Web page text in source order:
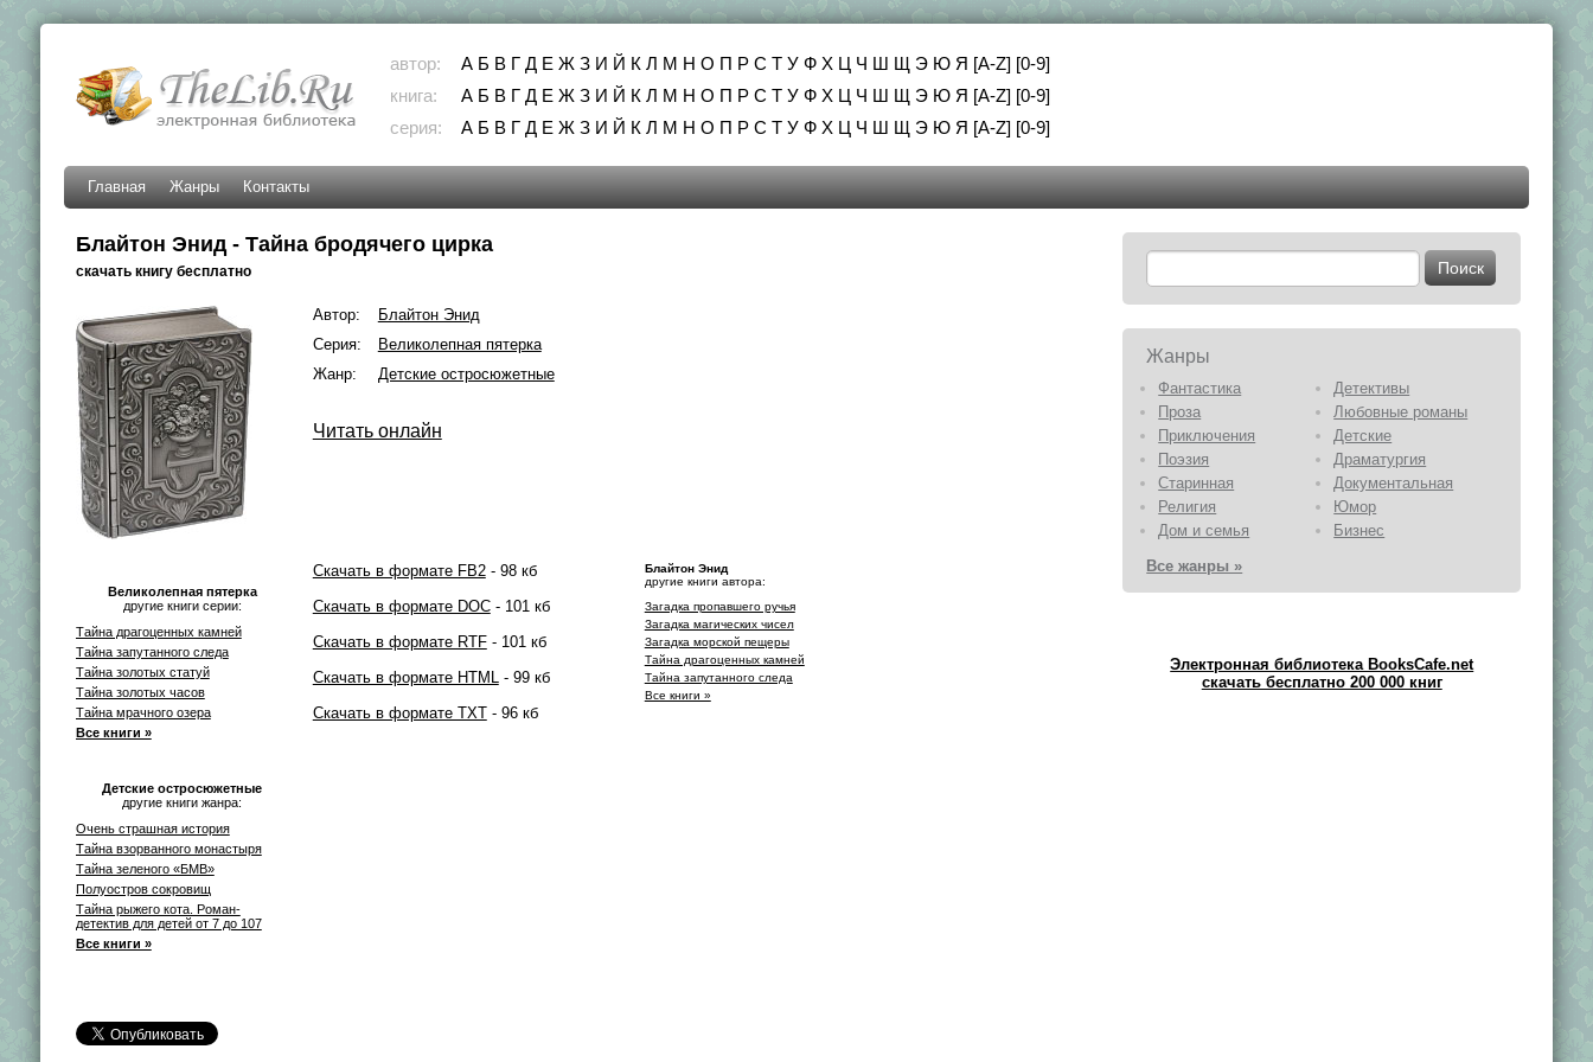
автор: А Б В Г Д Е Ж З И Й К Л М Н О П Р С Т У Ф Х Ц Ч Ш Щ Э Ю Я [A-Z] [0-9]
книга:
А Б В Г Д Е Ж З И Й К Л М Н О П Р С Т У Ф Х Ц Ч Ш Щ Э Ю Я [A-Z] [0-9]
серия:
А Б В Г Д Е Ж З И Й К Л М Н О П Р С Т У Ф Х Ц Ч Ш Щ Э Ю Я [A-Z] [0-9]
Главная Жанры Контакты
Блайтон Энид - Тайна бродячего цирка
скачать книгу бесплатно
Великолепная пятерка
другие книги серии:
Тайна драгоценных камней
Тайна запутанного следа
Тайна золотых статуй
Тайна золотых часов
Тайна мрачного озера
Все книги »
Детские остросюжетные
другие книги жанра:
Очень страшная история
Тайна взорванного монастыря
Тайна зеленого «БМВ»
Полуостров сокровищ
Тайна рыжего кота. Роман-
детектив для детей от 7 до 107
Все книги »
Автор:
Блайтон Энид
Серия:
Великолепная пятерка
Жанр:
Детские остросюжетные
Читать онлайн
Скачать в формате FB2- 98 кб
Скачать в формате DOC- 101 кб
Скачать в формате RTF- 101 кб
Скачать в формате HTML- 99 кб
Скачать в формате TXT- 96 кб
Блайтон Энид
другие книги автора:
Загадка пропавшего ручья
Загадка магических чисел
Загадка морской пещеры
Тайна драгоценных камней
Тайна запутанного следа
Все книги »
Жанры
Фантастика
Детективы
Проза
Любовные романы
Приключения
Детские
Поэзия
Драматургия
Старинная
Документальная
Религия
Юмор
Дом и семья
Бизнес
Все жанры »
Электронная библиотека BooksCafe.net
скачать бесплатно 200 000 книг